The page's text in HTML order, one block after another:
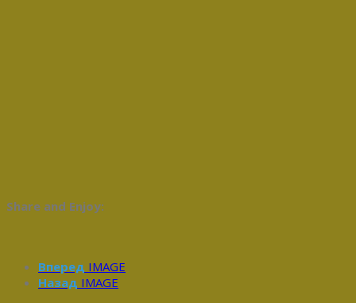
Share and Enjoy:
Вперед IMAGE
Назад IMAGE